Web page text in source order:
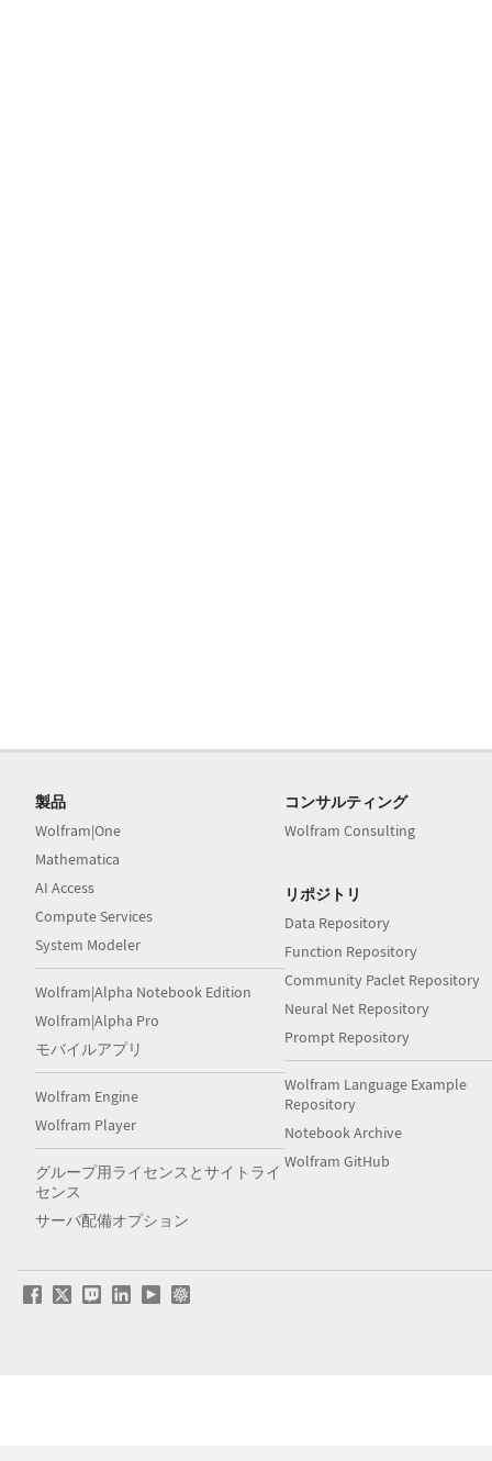
製品
Wolfram|One
Mathematica
AI Access
Compute Services
System Modeler
Wolfram|Alpha Notebook Edition
Wolfram|Alpha Pro
モバイルアプリ
Wolfram Engine
Wolfram Player
グループ用ライセンスとサイトライ
センス
サーバ配備オプション
コンサルティング
Wolfram Consulting
リポジトリ
Data Repository
Function Repository
Community Paclet Repository
Neural Net Repository
Prompt Repository
Wolfram Language Example
Repository
Notebook Archive
Wolfram GitHub